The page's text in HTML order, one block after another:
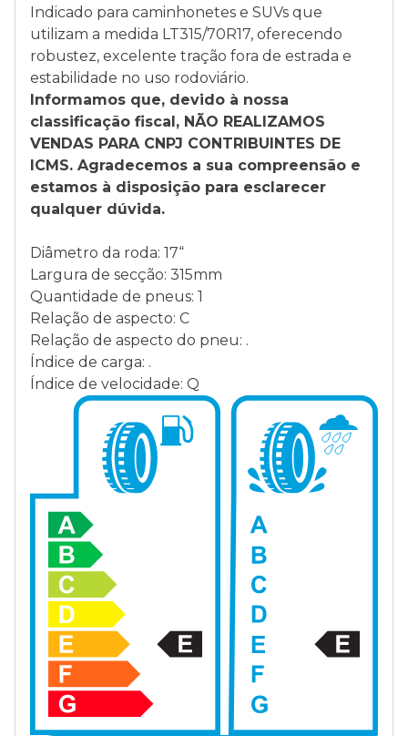
Indicado para caminhonetes e SUVs que
utilizam a medida LT315/70R17, oferecendo
robustez, excelente tração fora de estrada e
estabilidade no uso rodoviário.
Informamos que, devido à nossa
classificação fiscal, NÃO REALIZAMOS
VENDAS PARA CNPJ CONTRIBUINTES DE
ICMS. Agradecemos a sua compreensão e
estamos à disposição para esclarecer
qualquer dúvida.
Diâmetro da roda: 17“
Largura de secção: 315mm
Quantidade de pneus: 1
Relação de aspecto: C
Relação de aspecto do pneu: .
Índice de carga: .
Índice de velocidade: Q